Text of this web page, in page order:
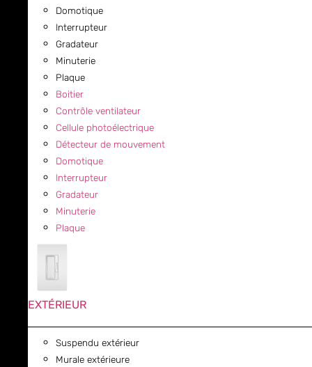
Domotique
Interrupteur
Gradateur
Minuterie
Plaque
Boitier
Contrôle ventilateur
Cellule photoélectrique
Détecteur de mouvement
Domotique
Interrupteur
Gradateur
Minuterie
Plaque
EXTÉRIEUR
Suspendu extérieur
Murale extérieure